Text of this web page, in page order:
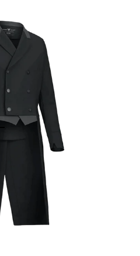
Aller à l'élément 1
Aller à l'élément 2
Aller à l'élément 3
Aller à l'élément 4
Aller à l'élément 5